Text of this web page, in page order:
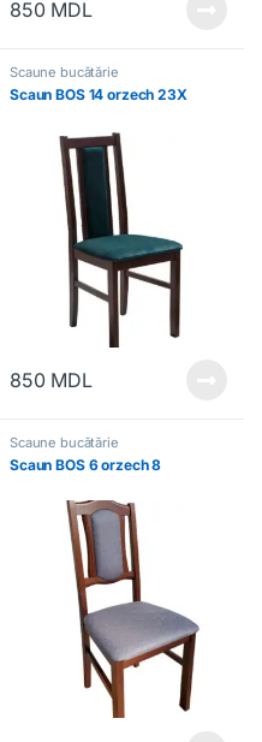
850 MDL
Scaune bucătărie
Scaun BOS 14 orzech 23X
850 MDL
Scaune bucătărie
Scaun BOS 6 orzech 8